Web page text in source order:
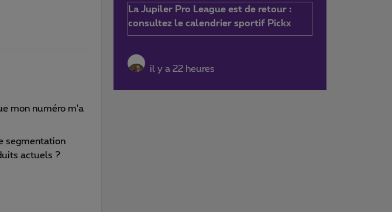
mon numéro m'a
segmentation
actuels ?
La Jupiler Pro League est de retour :
consultez le calendrier sportif Pickx
il y a 22 heures